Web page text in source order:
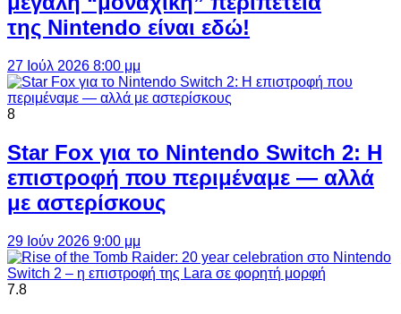
της Nintendo είναι εδώ!
27 Ιούλ 2026 8:00 μμ
8
Star Fox για το Nintendo Switch 2: Η
επιστροφή που περιμέναμε — αλλά
με αστερίσκους
29 Ιούν 2026 9:00 μμ
7.8